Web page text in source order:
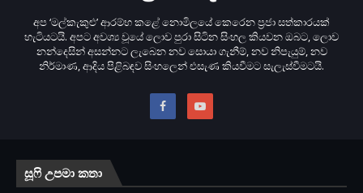
අප ‘මල්කැකුළු’ ආරම්භ කළේ නොමිලයේ කෙරෙන ප‍්‍රජා සත්කාරයක්
හැටියටයි. අපට අවශ්‍ය වූයේ ලොව පුරා සිටින සිංහල කියවන ඔබට, ලොව
නන්දෙසින් අසන්නට ලැබෙන නව සොයා ගැනීම්, නව නිපැයුම්, නව
නිර්මාණ, ආදිය පිළිබඳව සිංහලෙන් එසැණ කියවීමට සැලැස්වීමටයි.
සූෆි උපමා කතා